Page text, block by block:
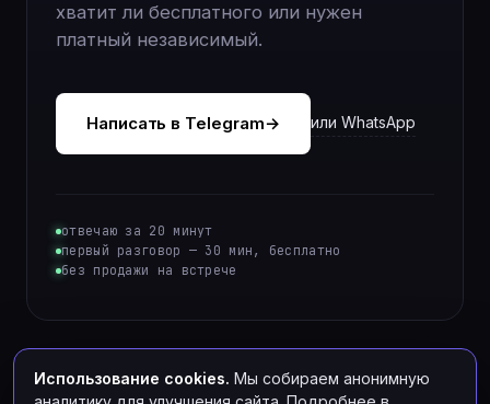
хватит ли бесплатного или нужен
платный независимый.
Написать в Telegram→ или WhatsApp
отвечаю за 20 минут
первый разговор — 30 мин, бесплатно
без продажи на встрече
Использование cookies. Мы собираем анонимную